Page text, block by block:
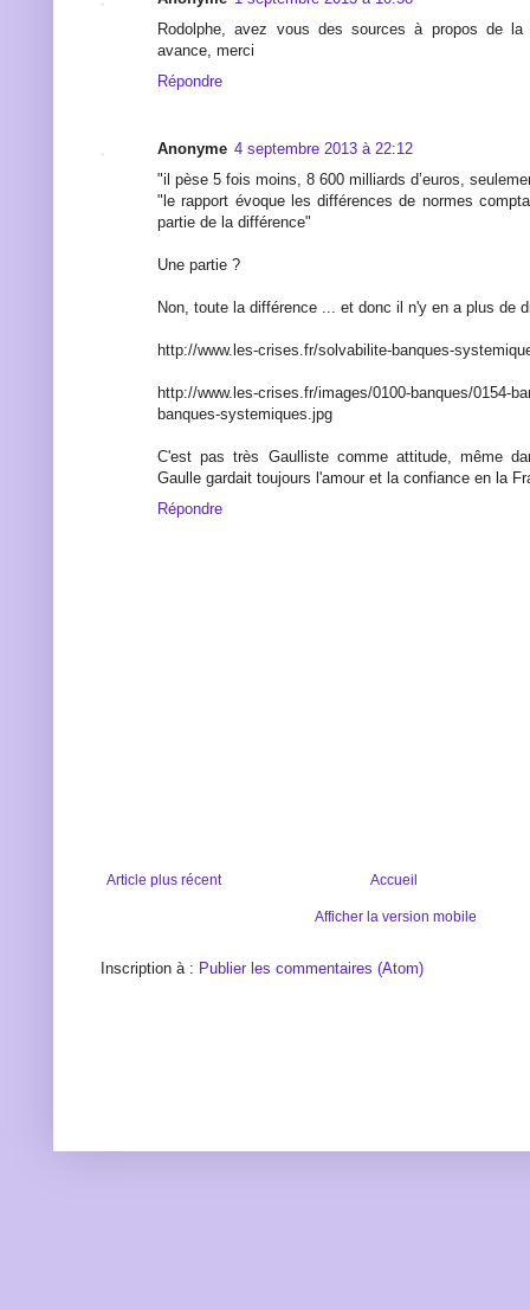
Rodolphe, avez vous des sources à propos de
avance, merci
Répondre
Anonyme 4 septembre 2013 à 22:12
"il pèse 5 fois moins, 8 600 milliards d’euros,
"le rapport évoque les différences de normes
partie de la différence"
Une partie ?
Non, toute la différence ... et donc il n'y en a plus de
http://www.les-crises.fr/solvabilite-banques-
http://www.les-crises.fr/images/0100-banques/0154-
banques-systemiques.jpg
C'est pas très Gaulliste comme attitude, même
Gaulle gardait toujours l'amour et la confiance en la
Répondre
Article plus récent Accueil
Afficher la version mobile
Inscription à : Publier les commentaires (Atom)